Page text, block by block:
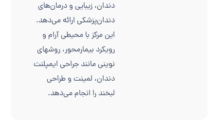
دندان، زیبایی و درمان‌های
دندان‌پزشکی ارائه می‌دهد.
این مرکز با محیطی آرام و
رویکرد بیمارمحور، روشهای
نوینی مانند جراحی ایمپلنت
دندان، لمینت و طراحی
لبخند را انجام می‌دهد.